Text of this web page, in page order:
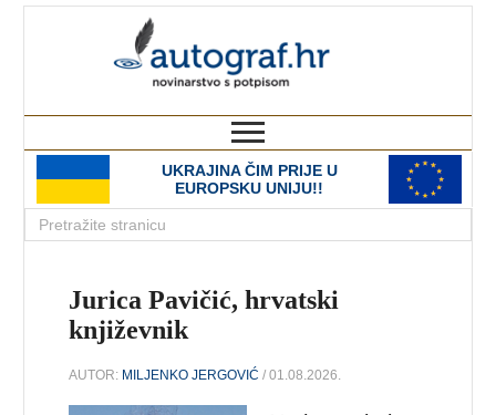
UKRAJINA ČIM PRIJE U
EUROPSKU UNIJU!!
Jurica Pavičić, hrvatski
književnik
AUTOR: MILJENKO JERGOVIĆ / 01.08.2026.